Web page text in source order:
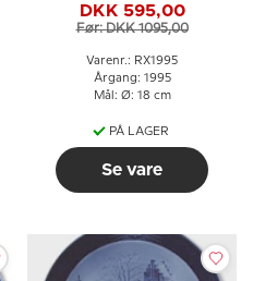
DKK 595,00
Før: DKK 1095,00
Varenr.: RX1995
Årgang: 1995
Mål: Ø: 18 cm
PÅ LAGER
Se vare